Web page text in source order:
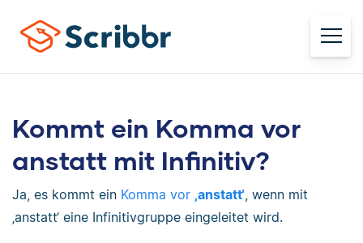
Kommt ein Komma vor
anstatt mit Infinitiv?
Ja, es kommt ein Komma vor ‚anstatt‘, wenn mit
‚anstatt‘ eine Infinitivgruppe eingeleitet wird.